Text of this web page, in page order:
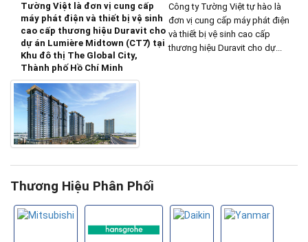
Tường Việt là đơn vị cung cấp
máy phát điện và thiết bị vệ sinh
cao cấp thương hiệu Duravit cho
dự án Lumière Midtown (CT7) tại
Khu đô thị The Global City,
Thành phố Hồ Chí Minh
Công ty Tường Việt tự hào là
đơn vị cung cấp máy phát điện
và thiết bị vệ sinh cao cấp
thương hiệu Duravit cho dự...
Thương Hiệu Phân Phối